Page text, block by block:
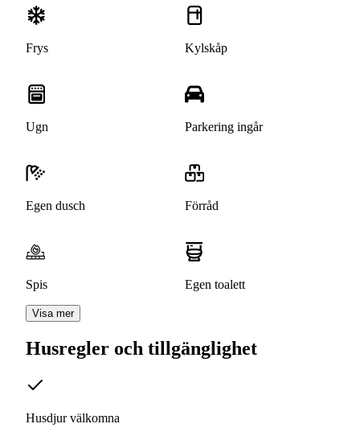
Frys Kylskåp
Ugn Parkering ingår
Egen dusch Förråd
Spis Egen toalett
Visa mer
Husregler och tillgänglighet
Husdjur välkomna